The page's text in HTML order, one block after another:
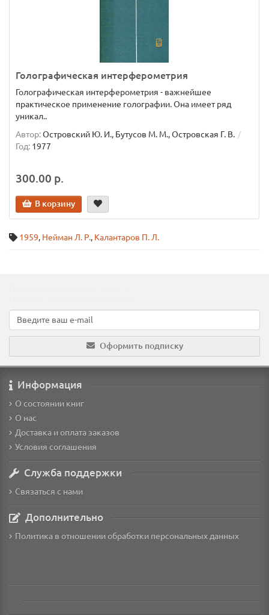
Голографическая интерферометрия
Голографическая интерферометрия - важнейшее
практическое применение голографии. Она имеет ряд
уникал..
Автор:Островский Ю. И., Бутусов М. М., Островская Г. В.
Год: 1977
300.00 р.
В корзину
1959, Нейман Л. Р., Калантаров П. Л.
Оформить подписку
Информация
О состоянии книг
О нас
Доставка и оплата заказов
Условия соглашения
Служба поддержки
Связаться с нами
Дополнительно
Политика в отношении обработки персональных данных